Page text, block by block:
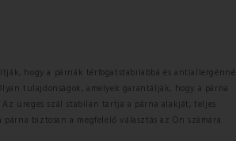
hogy a párnák térfogatstabilabbá és antiallergénné
tulajdonságok, amelyek garantálják, hogy a párna
üreges szál stabilan tartja a párna alakját, teljes
biztosan a megfelelő választás az Ön számára.